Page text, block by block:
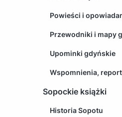
Powieści i
Przewodniki i mapy
Upominki gdyńskie
Wspomnienia,
Sopockie książki
Historia Sopotu